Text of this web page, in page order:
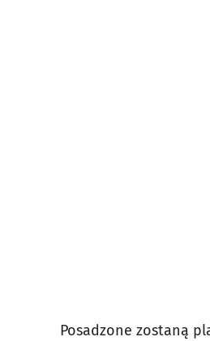
Posadzone zostaną